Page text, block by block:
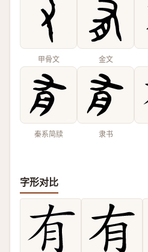
甲骨文 金文
秦系简牍 隶书
字形对比